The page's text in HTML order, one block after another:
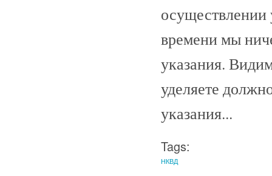
осуществлении
времени мы
указания.
уделяете
указания...
Tags:
НКВД